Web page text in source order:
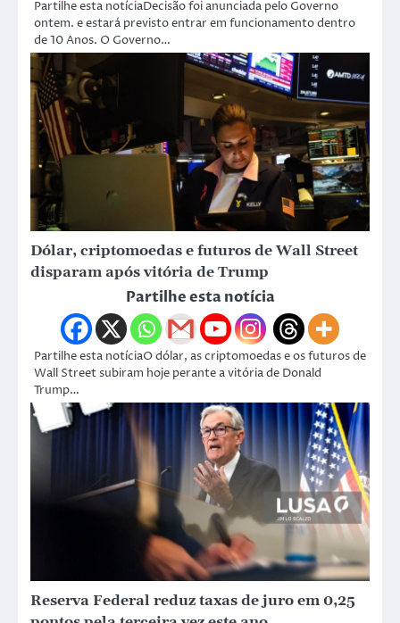
Partilhe esta notíciaDecisão foi anunciada pelo Governo
ontem. e estará previsto entrar em funcionamento dentro
de 10 Anos. O Governo…
Dólar, criptomoedas e futuros de Wall Street
disparam após vitória de Trump
Partilhe esta notícia
Partilhe esta notíciaO dólar, as criptomoedas e os futuros de
Wall Street subiram hoje perante a vitória de Donald
Trump…
Reserva Federal reduz taxas de juro em 0,25